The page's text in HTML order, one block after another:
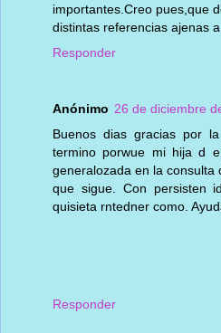
importantes.Creo pues,que
distintas referencias ajenas
Responder
Anónimo 26 de diciembre
Buenos dias gracias por
termino porwue mi hija d
generalozada en la consulta
que sigue. Con persisten
quisieta rntedner como.
Responder